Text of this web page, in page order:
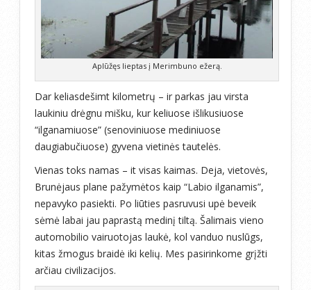
Aplūžęs lieptas į Merimbuno ežerą.
Dar keliasdešimt kilometrų – ir parkas jau virsta
laukiniu drėgnu mišku, kur keliuose išlikusiuose
“ilganamiuose” (senoviniuose mediniuose
daugiabučiuose) gyvena vietinės tautelės.
Vienas toks namas – it visas kaimas. Deja, vietovės,
Brunėjaus plane pažymėtos kaip “Labio ilganamis”,
nepavyko pasiekti. Po liūties pasruvusi upė beveik
sėmė labai jau paprastą medinį tiltą. Šalimais vieno
automobilio vairuotojas laukė, kol vanduo nuslūgs,
kitas žmogus braidė iki kelių. Mes pasirinkome grįžti
arčiau civilizacijos.